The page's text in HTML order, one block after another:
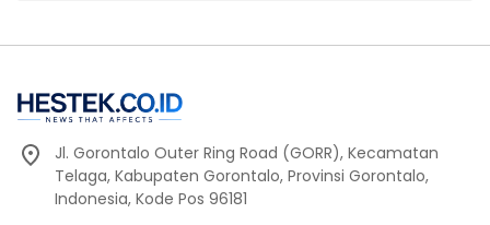
Jl. Gorontalo Outer Ring Road (GORR), Kecamatan
Telaga, Kabupaten Gorontalo, Provinsi Gorontalo,
Indonesia, Kode Pos 96181